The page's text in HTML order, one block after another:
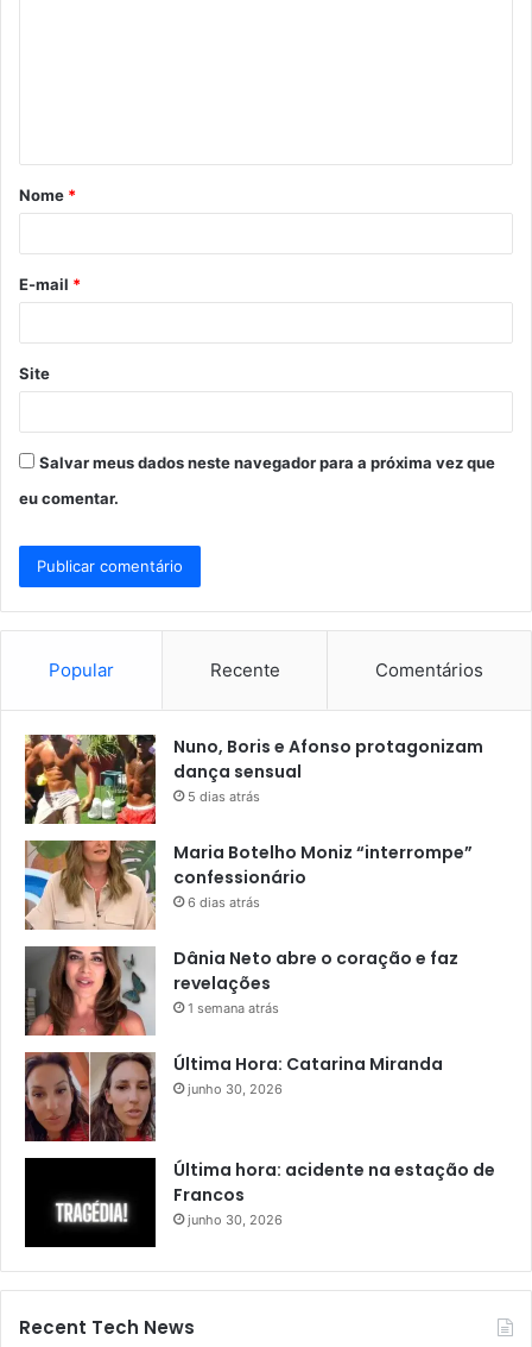
á
r
*
Nome *
E-mail *
Site
Salvar meus dados neste navegador para a próxima vez que
eu comentar.
Popular Recente Comentários
Nuno, Boris e Afonso protagonizam
dança sensual
5 dias atrás
Maria Botelho Moniz “interrompe”
confessionário
6 dias atrás
Dânia Neto abre o coração e faz
revelações
1 semana atrás
Última Hora: Catarina Miranda
junho 30, 2026
Última hora: acidente na estação de
Francos
junho 30, 2026
Recent Tech News